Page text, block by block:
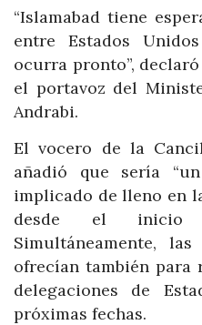
“Islamabad tiene
entre Estados
ocurra pronto”,
el portavoz del
Andrabi.
El vocero de la
añadió que sería
implicado de lleno en
desde el inicio
Simultáneamente,
ofrecían también
delegaciones de
próximas fechas.